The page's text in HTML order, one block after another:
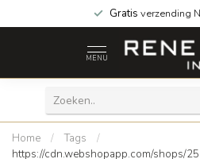
Gratis verzending
MENU
Home / Tags
/
https://cdn.webshopapp.com/shops/